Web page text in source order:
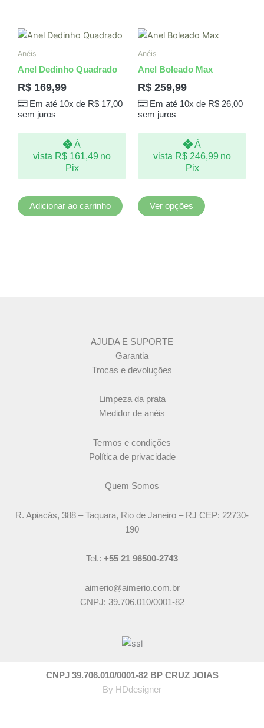
Anéis
Anel Dedinho Quadrado
R$ 169,99
Em até 10x de R$17,00
sem juros
À
vista R$161,49 no
Pix
Adicionar ao carrinho
Anéis
Anel Boleado Max
R$ 259,99
Em até 10x de R$26,00
sem juros
À
vista R$246,99 no
Pix
Ver opções
Este
As
podem
escolhidas
do
AJUDA E SUPORTE
Garantia
Trocas e devoluções
Limpeza da prata
Medidor de anéis
Termos e condições
Política de privacidade
Quem Somos
R. Apiacás, 388 – Taquara, Rio de Janeiro – RJ CEP: 22730-
190
Tel.: +55 21 96500-2743
aimerio@aimerio.com.br
CNPJ: 39.706.010/0001-82
CNPJ 39.706.010/0001-82 BP CRUZ JOIAS
By HDdesigner